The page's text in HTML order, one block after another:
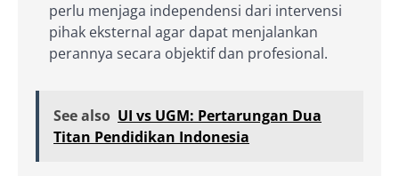
perlu menjaga independensi dari intervensi
pihak eksternal agar dapat menjalankan
perannya secara objektif dan profesional.
See also UI vs UGM: Pertarungan Dua
Titan Pendidikan Indonesia